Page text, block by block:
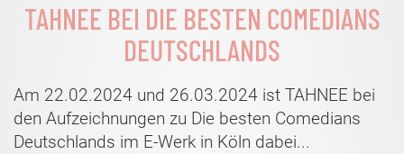
TAHNEE BEI DIE BESTEN COMEDIANS
DEUTSCHLANDS
Am 22.02.2024 und 26.03.2024 ist TAHNEE bei
den Aufzeichnungen zu Die besten Comedians
Deutschlands im E-Werk in Köln dabei...